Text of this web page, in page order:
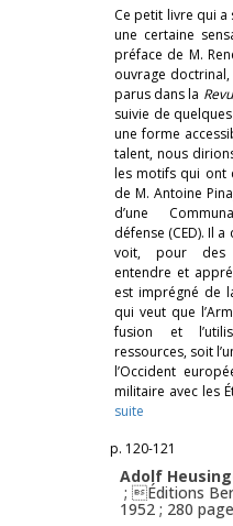
Ce petit livre qui a
une certaine
préface de M.
ouvrage
parus dans la
suivie de
une forme
talent, nous
les motifs qui ont
de M. Antoine
d’une
défense (CED). Il
voit, pour des
entendre et
est imprégné de
qui veut que
fusion et
ressources, soit
l’Occident
militaire avec les
suite
p. 120-121
Adolf
; Éditions
1952 ; 280